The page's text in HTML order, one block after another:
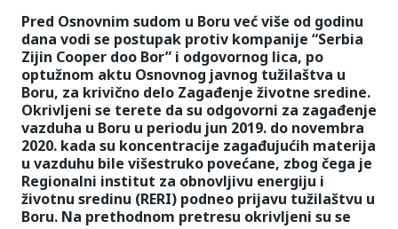
Pred Osnovnim sudom u Boru već više od godinu
dana vodi se postupak protiv kompanije “Serbia
Zijin Cooper doo Bor” i odgovornog lica, po
optužnom aktu Osnovnog javnog tužilaštva u
Boru, za krivično delo Zagađenje životne sredine.
Okrivljeni se terete da su odgovorni za zagađenje
vazduha u Boru u periodu jun 2019. do novembra
2020. kada su koncentracije zagađujućih materija
u vazduhu bile višestruko povećane, zbog čega je
Regionalni institut za obnovljivu energiju i
životnu sredinu (RERI) podneo prijavu tužilaštvu u
Boru. Na prethodnom pretresu okrivljeni su se